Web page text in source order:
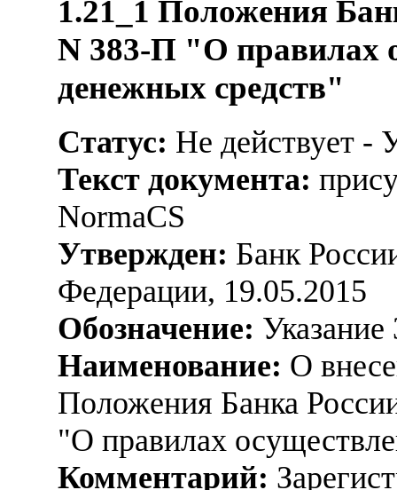
1.21_1 Положения
N 383-П "О правилах
денежных средств"
Статус: Не действует -
Текст документа:
NormaCS
Утвержден: Банк
Федерации, 19.05.2015
Обозначение:
Наименование: О
Положения Банка
"О правилах
Комментарий: